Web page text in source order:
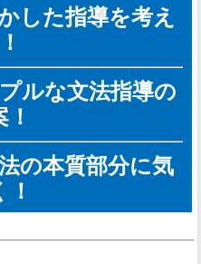
した指導を考え
ルな文法指導の
の本質部分に気